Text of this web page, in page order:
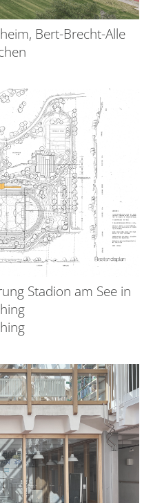
Bert-Brecht-Alle
Stadion am See in